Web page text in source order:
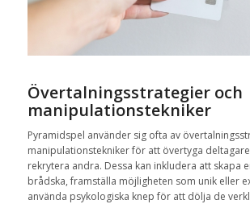
Övertalningsstrategier och
manipulationstekniker
Pyramidspel använder sig ofta av
manipulationstekniker för att övertyga
rekrytera andra. Dessa kan inkludera att skapa
brådska, framställa möjligheten som unik eller
använda psykologiska knep för att dölja de